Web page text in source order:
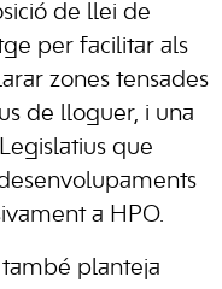
de llei de
per facilitar als
zones tensades
de lloguer, i una
que
a HPO.
també planteja